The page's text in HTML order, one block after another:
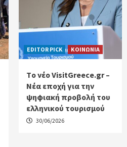
EDITOR PICK ΚΟΙΝΩΝΙΑ
Tο νέο VisitGreece.gr –
Νέα εποχή για την
ψηφιακή προβολή του
ελληνικού τουρισμού
30/06/2026